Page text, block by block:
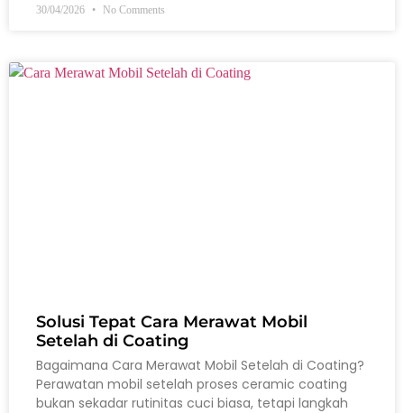
30/04/2026 No Comments
Solusi Tepat Cara Merawat Mobil
Setelah di Coating
Bagaimana Cara Merawat Mobil Setelah di Coating?
Perawatan mobil setelah proses ceramic coating
bukan sekadar rutinitas cuci biasa, tetapi langkah